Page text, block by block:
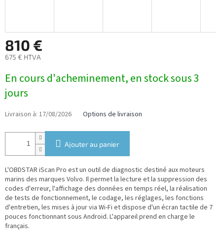
810 €
675 € HTVA
de
la
mesure:
En cours d'acheminement, en stock sous 3
jours
Livraison à: 17/08/2026 Options de livraison
Ajouter au panier
L'OBDSTAR iScan Pro est un outil de diagnostic destiné aux moteurs
marins des marques Volvo. Il permet la lecture et la suppression des
codes d'erreur, l'affichage des données en temps réel, la réalisation
de tests de fonctionnement, le codage, les réglages, les fonctions
d'entretien, les mises à jour via Wi-Fi et dispose d'un écran tactile de 7
pouces fonctionnant sous Android. L'appareil prend en charge le
français.